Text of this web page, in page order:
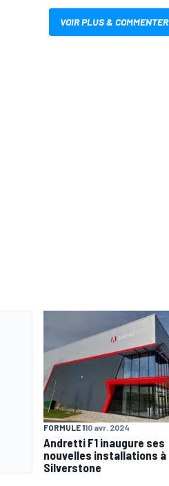
VOIR PLUS & COMMENTER
FORMULE 110 avr. 2024
Andretti F1 inaugure ses
nouvelles installations à
Silverstone